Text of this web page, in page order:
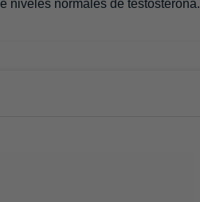
niveles normales de testosterona.